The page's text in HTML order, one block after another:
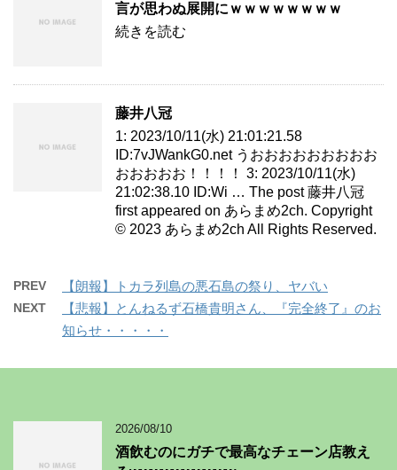
言が思わぬ展開にｗｗｗｗｗｗｗｗ
続きを読む
藤井八冠
1: 2023/10/11(水) 21:01:21.58
ID:7vJWankG0.net うおおおおおおおおお
おおおおお！！！！ 3: 2023/10/11(水)
21:02:38.10 ID:Wi … The post 藤井八冠
first appeared on あらまめ2ch. Copyright
© 2023 あらまめ2ch All Rights Reserved.
PREV 【朗報】トカラ列島の悪石島の祭り、ヤバい
NEXT
【悲報】とんねるず石橋貴明さん、『完全終了』のお
知らせ・・・・・
2026/08/10
酒飲むのにガチで最高なチェーン店教え